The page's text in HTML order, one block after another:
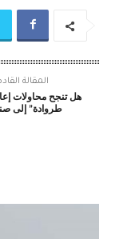
المقالة
هل تنجح محاولات
طروادة” إلى